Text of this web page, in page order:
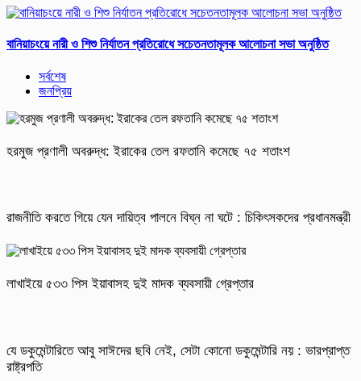
বানিয়াচংয়ে নারী ও শিশু নির্যাতন প্রতিরোধে সচেতনতামূলক আলোচনা সভা অনুষ্ঠিত
সর্বশেষ
জনপ্রিয়
হরমুজ প্রণালী অবরুদ্ধ: ইরাকের তেল রফতানি কমেছে ৭৫ শতাংশ
রাজনীতি করতে গিয়ে যেন দায়িত্ব পালনে বিঘ্ন না ঘটে : চিকিৎসকদের প্রধানমন্ত্রী
লাখাইয়ে ৫৩৩ পিস ইয়াবাসহ দুই মাদক ব্যবসায়ী গ্রেপ্তার
যে ডকুমেন্টারিতে আবু সাঈদের ছবি নেই, সেটা কোনো ডকুমেন্টারি নয় : ভারপ্রাপ্ত
রাষ্ট্রপতি